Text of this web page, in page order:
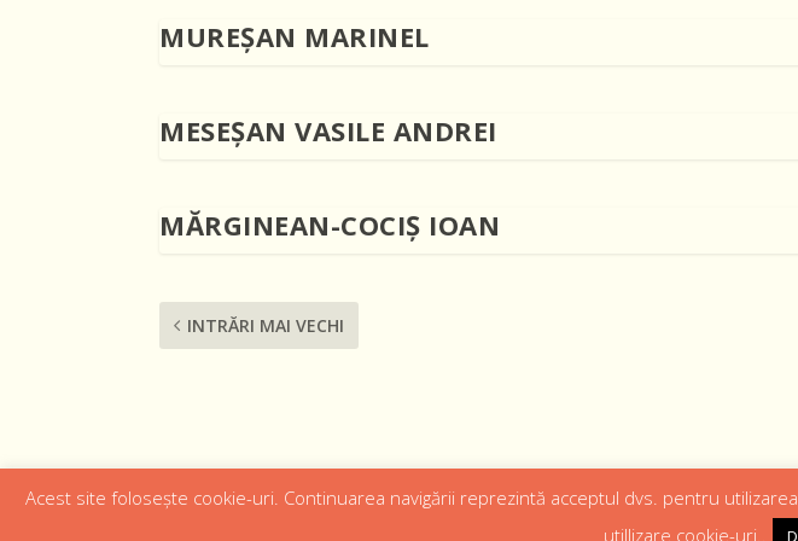
MUREŞAN MARINEL
MESEŞAN VASILE ANDREI
MĂRGINEAN-COCIŞ IOAN
INTRĂRI MAI VECHI
Acest site folosește cookie-uri. Continuarea navigării reprezintă acceptul dvs. pentru
utillizare cookie-uri..